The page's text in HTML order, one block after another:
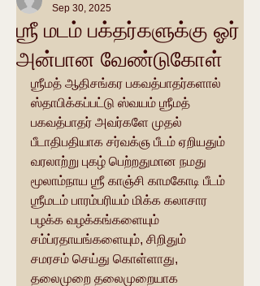
ஶ்ரீ மடம் பக்தர்களுக்கு ஓர்
அன்பான வேண்டுகோள்
Sep 30, 2025
ஶ்ரீமத் ஆதிசங்கர பகவத்பாதர்களால்
ஸ்தாபிக்கப்பட்டு ஸ்வயம் ஶ்ரீமத்
பகவத்பாதர் அவர்களே முதல்
பீடாதிபதியாக சர்வக்ஞ பீடம் ஏறியதும்
வரலாற்று புகழ் பெற்றதுமான நமது
மூலாம்நாய ஶ்ரீ காஞ்சி காமகோடி பீடம்
ஶ்ரீமடம் பாரம்பரியம் மிக்க கலாசார
பழக்க வழக்கங்களையும்
சம்ப்ரதாயங்களையும், சிறிதும்
சமரசம் செய்து கொள்ளாது,
தலைமுறை தலைமுறையாக